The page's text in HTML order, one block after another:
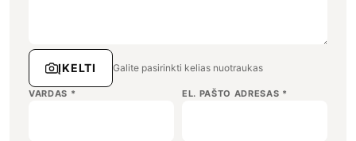
ĮKELTI Galite pasirinkti kelias nuotraukas
VARDAS * EL. PAŠTO ADRESAS *